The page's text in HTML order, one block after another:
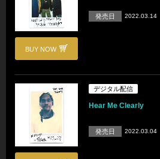
BUY NOW
発売日 2022.03.14
デジタル配信
Hear Me Clearly
発売日 2022.03.04